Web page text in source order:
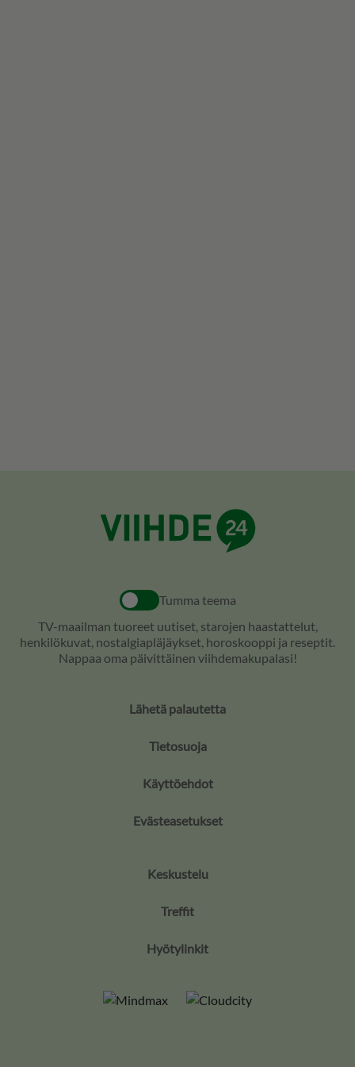
Tumma teema
TV-maailman tuoreet uutiset, starojen haastattelut,
henkilökuvat, nostalgiapläjäykset, horoskooppi ja reseptit.
Nappaa oma päivittäinen viihdemakupalasi!
Lähetä palautetta
Tietosuoja
Käyttöehdot
Evästeasetukset
Keskustelu
Treffit
Hyötylinkit